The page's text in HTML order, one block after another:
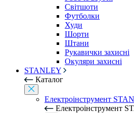
Світшоти
Футболки
Худи
Шорти
Штани
Рукавички захисні
Окуляри захисні
STANLEY
Каталог
Електроінструмент
Електроінструмент